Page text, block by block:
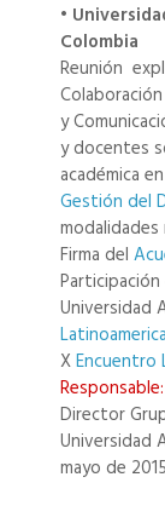
•
Colombia
Reunión
y
y docentes
académica
Gestión del
Firma del
Universidad
XEncuentro
Responsable:
Director
Universidad
mayo de